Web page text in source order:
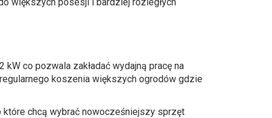
co pozwala zakładać wydajną pracę na
koszenia większych ogrodów gdzie
które chcą wybrać nowocześniejszy sprzęt